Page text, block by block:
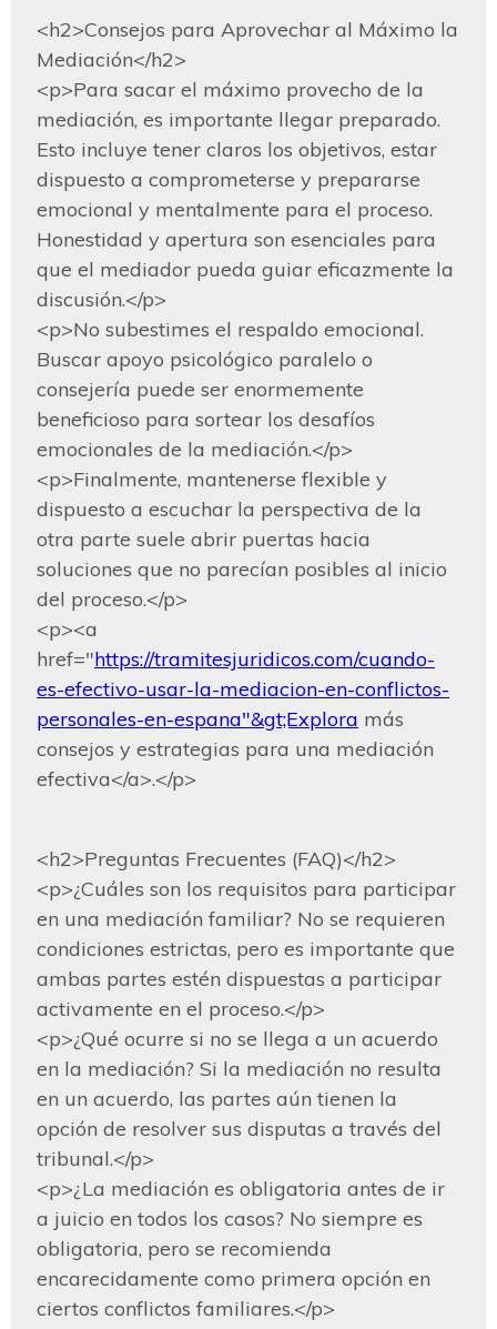
<h2>Consejos para Aprovechar al Máximo la
Mediación</h2>
<p>Para sacar el máximo provecho de la
mediación, es importante llegar preparado.
Esto incluye tener claros los objetivos, estar
dispuesto a comprometerse y prepararse
emocional y mentalmente para el proceso.
Honestidad y apertura son esenciales para
que el mediador pueda guiar eficazmente la
discusión.</p>
<p>No subestimes el respaldo emocional.
Buscar apoyo psicológico paralelo o
consejería puede ser enormemente
beneficioso para sortear los desafíos
emocionales de la mediación.</p>
<p>Finalmente, mantenerse flexible y
dispuesto a escuchar la perspectiva de la
otra parte suele abrir puertas hacia
soluciones que no parecían posibles al inicio
del proceso.</p>
<p><a
href="https://tramitesjuridicos.com/cuando-
es-efectivo-usar-la-mediacion-en-conflictos-
personales-en-espana"&gt;Explora más
consejos y estrategias para una mediación
efectiva</a>.</p>
<h2>Preguntas Frecuentes (FAQ)</h2>
<p>¿Cuáles son los requisitos para participar
en una mediación familiar? No se requieren
condiciones estrictas, pero es importante que
ambas partes estén dispuestas a participar
activamente en el proceso.</p>
<p>¿Qué ocurre si no se llega a un acuerdo
en la mediación? Si la mediación no resulta
en un acuerdo, las partes aún tienen la
opción de resolver sus disputas a través del
tribunal.</p>
<p>¿La mediación es obligatoria antes de ir
a juicio en todos los casos? No siempre es
obligatoria, pero se recomienda
encarecidamente como primera opción en
ciertos conflictos familiares.</p>